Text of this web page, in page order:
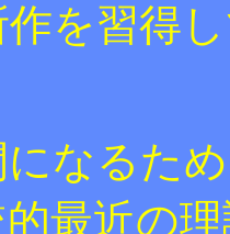
を習得
なるた
最近の